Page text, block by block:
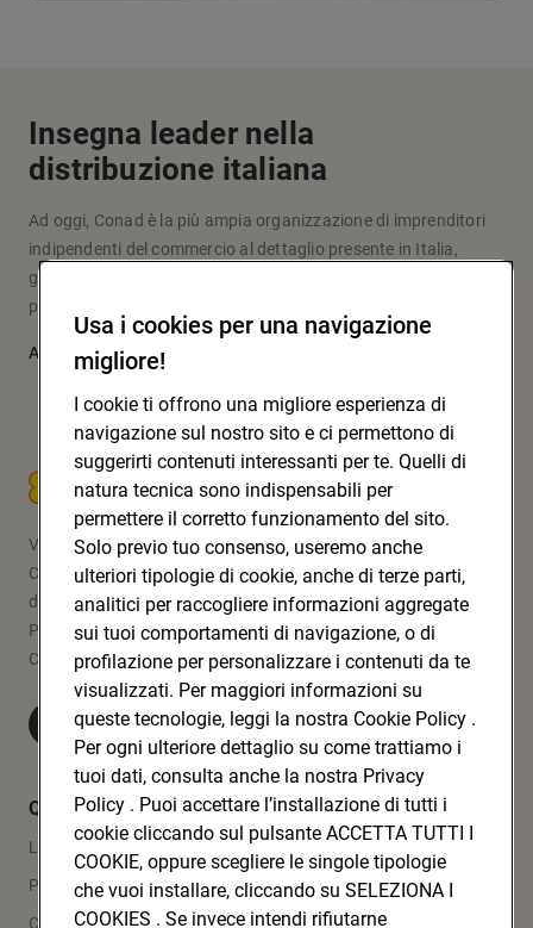
Insegna leader nella
distribuzione italiana
Ad oggi, Conad è la più ampia organizzazione di imprenditori
indipendenti del commercio al dettaglio presente in Italia,
grazie a un modello originale d’impresa e fare la spesa che
pone al centro le persone: i soci, i clienti, la comunità.
Approfondisci
CONAD SOC. COOP.
Via Michelino, 59 | 40127 BOLOGNA
Codice Fiscale e Registro Imprese
di Bologna 00865960157
PARTITA IVA 03320960374
CONAD SOC. COOP.
Visita Conad.it
Quicklinks
Lavora con noi
Press Area
Contatti
Usa i cookies per una navigazione
migliore!
I cookie ti offrono una migliore esperienza di
navigazione sul nostro sito e ci permettono di
suggerirti contenuti interessanti per te. Quelli di
natura tecnica sono indispensabili per
permettere il corretto funzionamento del sito.
Solo previo tuo consenso, useremo anche
ulteriori tipologie di cookie, anche di terze parti,
analitici per raccogliere informazioni aggregate
sui tuoi comportamenti di navigazione, o di
profilazione per personalizzare i contenuti da te
visualizzati. Per maggiori informazioni su
queste tecnologie, leggi la nostra Cookie Policy .
Per ogni ulteriore dettaglio su come trattiamo i
tuoi dati, consulta anche la nostra Privacy
Policy . Puoi accettare l’installazione di tutti i
cookie cliccando sul pulsante ACCETTA TUTTI I
COOKIE, oppure scegliere le singole tipologie
che vuoi installare, cliccando su SELEZIONA I
COOKIES . Se invece intendi rifiutarne